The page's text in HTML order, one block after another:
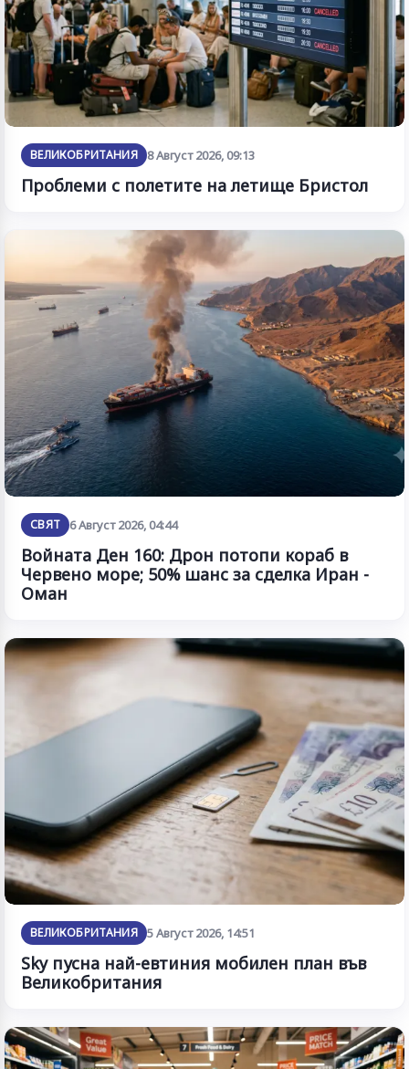
ВЕЛИКОБРИТАНИЯ 8 Август 2026, 09:13
Проблеми с полетите на летище Бристол
СВЯТ 6 Август 2026, 04:44
Войната Ден 160: Дрон потопи кораб в
Червено море; 50% шанс за сделка Иран -
Оман
ВЕЛИКОБРИТАНИЯ 5 Август 2026, 14:51
Sky пусна най-евтиния мобилен план във
Великобритания